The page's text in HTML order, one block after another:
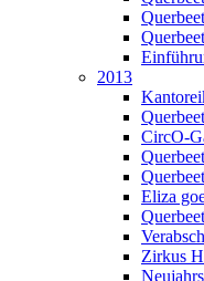
2013
CircO-
Eliza
Zirkus